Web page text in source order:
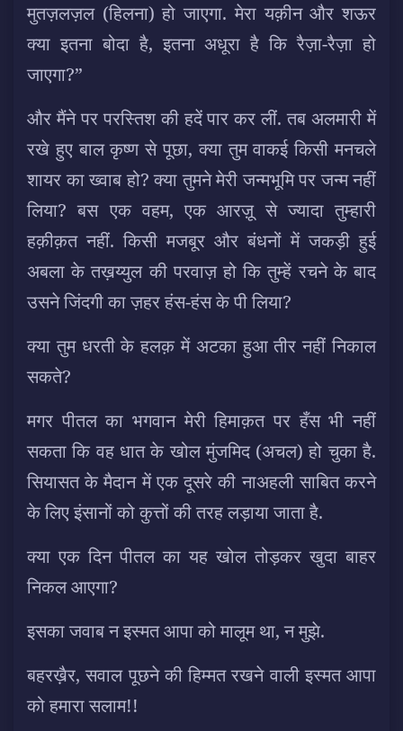
मुतज़लज़ल (हिलना) हो जाएगा. मेरा यक़ीन और शऊर
क्या इतना बोदा है, इतना अधूरा है कि रैज़ा-रैज़ा हो
जाएगा?”
और मैंने पर परस्तिश की हदें पार कर लीं. तब अलमारी में
रखे हुए बाल कृष्ण से पूछा, क्या तुम वाकई किसी मनचले
शायर का ख्वाब हो? क्या तुमने मेरी जन्मभूमि पर जन्म नहीं
लिया? बस एक वहम, एक आरज़ू से ज्यादा तुम्हारी
हक़ीक़त नहीं. किसी मजबूर और बंधनों में जकड़ी हुई
अबला के तख़य्युल की परवाज़ हो कि तुम्हें रचने के बाद
उसने जिंदगी का ज़हर हंस-हंस के पी लिया?
क्या तुम धरती के हलक़ में अटका हुआ तीर नहीं निकाल
सकते?
मगर पीतल का भगवान मेरी हिमाक़त पर हँस भी नहीं
सकता कि वह धात के खोल मुंजमिद (अचल) हो चुका है.
सियासत के मैदान में एक दूसरे की नाअहली साबित करने
के लिए इंसानों को कुत्तों की तरह लड़ाया जाता है.
क्या एक दिन पीतल का यह खोल तोड़कर खुदा बाहर
निकल आएगा?
इसका जवाब न इस्मत आपा को मालूम था, न मुझे.
बहरख़ैर, सवाल पूछने की हिम्मत रखने वाली इस्मत आपा
को हमारा सलाम!!